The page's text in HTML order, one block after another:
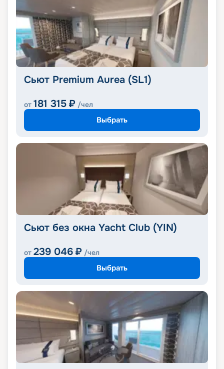
Сьют Premium Aurea (SL1)
от 181 315 ₽ /чел
Выбрать
Сьют без окна Yacht Club (YIN)
от 239 046 ₽ /чел
Выбрать